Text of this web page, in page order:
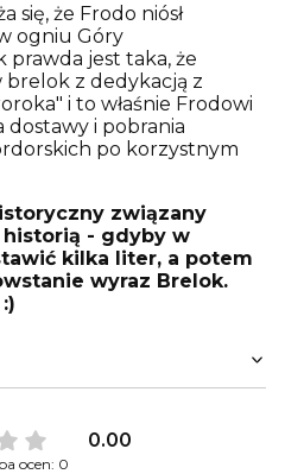
się, że Frodo niósł
ogniu Góry
prawda jest taka, że
brelok z dedykacją z
i to właśnie Frodowi
dostawy i pobrania
po korzystnym
związany
- gdyby w
kilka liter, a potem
wyraz Brelok.
0.00
ocen: 0